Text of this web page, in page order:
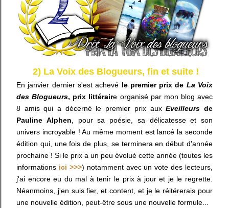
2) La Voix des Blogueurs, fin et suite !
En janvier dernier s'est achevé le premier prix de La Voix
des Blogueurs, prix littéraire organisé par mon blog avec
8 amis qui a décerné le premier prix auxEveilleurs de
Pauline Alphen, pour sa poésie, sa délicatesse et son
univers incroyable ! Au même moment est lancé la seconde
édition qui, une fois de plus, se terminera en début d'année
prochaine ! Si le prix a un peu évolué cette année (toutes les
informations ici >>>) notamment avec un vote des lecteurs,
j'ai encore eu du mal à tenir le prix à jour et je le regrette.
Néanmoins, j'en suis fier, et content, et je le réitérerais pour
une nouvelle édition, peut-être sous une nouvelle formule...